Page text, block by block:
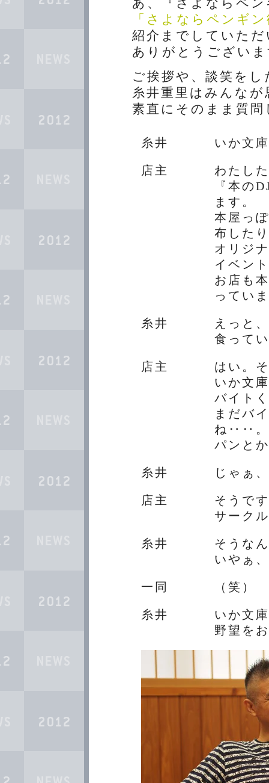
あ、『さよならペ
「さよならペンギ
紹介までしていた
ありがとうござい
ご挨拶や、談笑を
糸井重里はみんな
素直にそのまま質
糸井 いか文
店主
わたし
『本の
ます。
本屋っ
布した
オリジ
イベン
お店も
ってい
糸井
えっと
食って
店主
はい。
いか文
バイト
まだバ
ね‥‥。
パンと
糸井 じゃぁ
店主
そうで
サーク
糸井
そうな
いやぁ
一同 （笑）
糸井
いか文
野望を